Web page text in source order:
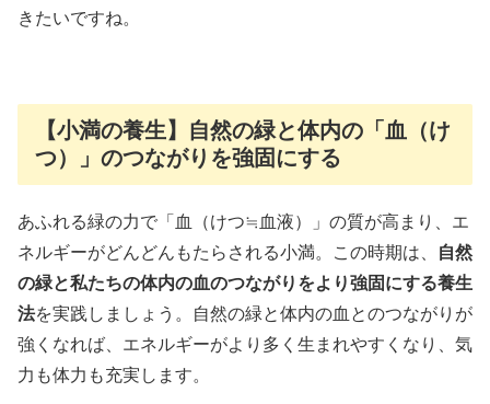
きたいですね。
【小満の養生】自然の緑と体内の「血（け
つ）」のつながりを強固にする
あふれる緑の力で「血（けつ≒血液）」の質が高まり、エ
ネルギーがどんどんもたらされる小満。この時期は、
自然
の緑と私たちの体内の血のつながりをより強固にする養生
法を実践しましょう。自然の緑と体内の血とのつながりが
強くなれば、エネルギーがより多く生まれやすくなり、気
力も体力も充実します。